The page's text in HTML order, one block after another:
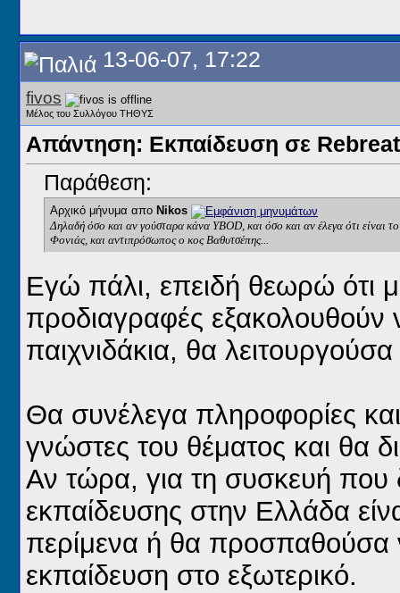
13-06-07, 17:22
fivos
Μέλος του Συλλόγου ΤΗΘΥΣ
Απάντηση: Εκπαίδευση σε
Παράθεση:
Αρχικό μήνυμα απο Nikos
Δηλαδή όσο και αν γούσταρα κάνα YBOD, και όσο και αν έλεγα ότι είναι
Φονιάς, και αντιπρόσωπος ο κος Βαθυτσέπης...
Εγώ πάλι, επειδή θεωρώ ότι
προδιαγραφές εξακολουθούν
παιχνιδάκια, θα λειτουργούσα
Θα συνέλεγα πληροφορίες
γνώστες του θέματος και θα
Αν τώρα, για τη συσκευή που
εκπαίδευσης στην Ελλάδα
περίμενα ή θα προσπαθούσα
εκπαίδευση στο εξωτερικό.